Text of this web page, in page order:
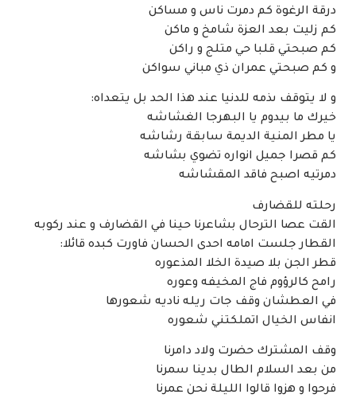
درقة الرغوة كم دمرت ناس و مساكن
كم زليت بعد العزة شامخ و ماكن
كم صبحتي قلبا حي متلج و راكن
و كم صبحتي عمران ذي مباني سواكن
و لا يتوقف ىذمه للدنيا عند هذا الحد بل يتعداه:
خيرك ما بيدوم يا البهرجا الغشاشه
يا مطر المنية الديمة سابقة رشاشه
كم قصرا جميل انواره تضوي بشاشه
دمرتيه اصبح فاقد المقشاشه
رحلته للقضارف
القت عصا الترحال بشاعرنا حينا في القضارف و عند ركوبه
القطار جلست امامه احدى الحسان فاورت كبده قائلا:
قطر الجن بلا صيدة الخلا المذعوره
رامح كالرؤوم فاج المخيفه وعوره
في العطشان وقف جات ريله ناديه شعورها
انفاس الخيال اتملكتني شعوره
وقف المشترك حضرت ولاد دامرنا
من بعد السلام الطال بدينا سمرنا
فرحوا و هزوا قالوا الليلة نحن عمرنا